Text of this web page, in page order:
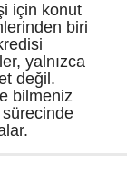
için konut
biri
yalnızca
değil.
bilmeniz